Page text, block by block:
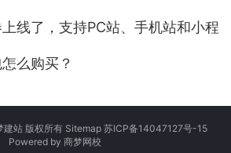
线了，支持PC站、手机站和小程
么购买？
站 版权所有 Sitemap 苏ICP备14047127号-15
Powered by 商梦网校